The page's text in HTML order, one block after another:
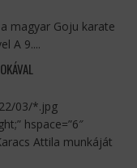
magyar Goju karate
A 9....
03/*.jpg
hspace=”6″
Attila munkáját